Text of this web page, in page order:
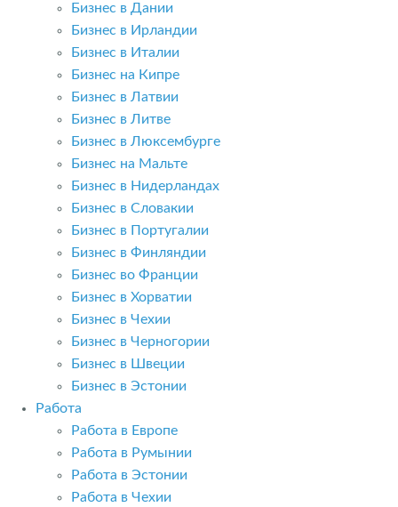
Бизнес в Дании
Бизнес в Ирландии
Бизнес в Италии
Бизнес на Кипре
Бизнес в Латвии
Бизнес в Литве
Бизнес в Люксембурге
Бизнес на Мальте
Бизнес в Нидерландах
Бизнес в Словакии
Бизнес в Португалии
Бизнес в Финляндии
Бизнес во Франции
Бизнес в Хорватии
Бизнес в Чехии
Бизнес в Черногории
Бизнес в Швеции
Бизнес в Эстонии
Работа
Работа в Европе
Работа в Румынии
Работа в Эстонии
Работа в Чехии